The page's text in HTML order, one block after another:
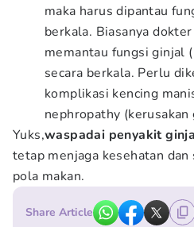
maka harus dipantau
berkala. Biasanya
memantau fungsi ginjal
secara berkala. Perlu
komplikasi kencing
nephropathy
Yuks,waspadai penyakit
tetap menjaga kesehatan
pola makan.
Share Article